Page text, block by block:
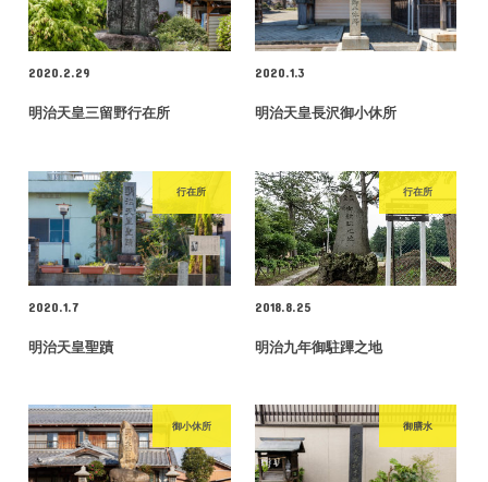
2020.2.29
明治天皇三留野行在所
2020.1.3
明治天皇長沢御小休所
行在所
2020.1.7
明治天皇聖蹟
行在所
2018.8.25
明治九年御駐蹕之地
御小休所 御膳水